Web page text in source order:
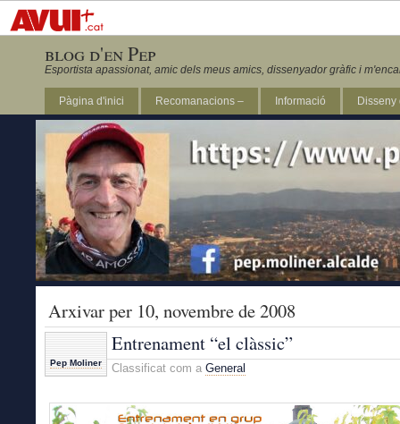
blog d'en Pep
Esportista apassionat, amic dels meus amics, dissenyador gràfic i
Pàgina d'inici Recomanacions – Informació
Revista Marathon 295
Arxivar per 10, novembre de 2008
Pep Moliner
Entrenament “el clàssic”
Classificat com a General